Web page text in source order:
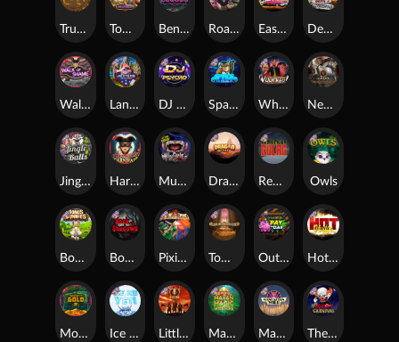
Munchies
Nexus Tombstone RIP
Outsourced: Payday
Manhattan Goes Wild
Roadkill
Book Of Shadows Hot Nudge
Space Donkey
Land of the Free
Monkey's Gold xPays Little Bighorn
Benji Killed in Vegas Devil's Crossroad
Tomb of Nefertiti
Tomb of Akhenaten
Dragon Tribe
Mayan Magic Wildfire
Bonus Bunnies
DJ Psycho
Owls
East Coast Vs West Coast
The Creepy Carnival
Whacked
Jingle Balls Harlequin Carnival
Walk of Shame
Pixies vs Pirates
Ice Ice Yeti
Remember Gulag
True kult